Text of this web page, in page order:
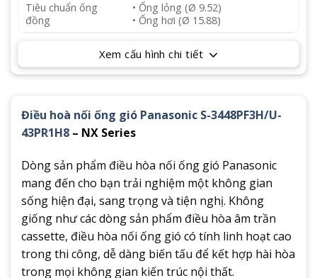
Điều hoà nối ống gió Panasonic S-3448PF3H/U-
43PR1H8 – NX Series
Dòng sản phẩm điều hòa nối ống gió Panasonic
mang đến cho bạn trải nghiệm một không gian
sống hiện đại, sang trọng và tiện nghị. Không
giống như các dòng sản phẩm điều hòa âm trần
cassette, điều hòa nối ống gió có tính linh hoạt cao
trong thi công, dễ dàng biến tấu để kết hợp hài hòa
trong mọi không gian kiến trúc nội thất.
Tiêu chuẩn ống
đồng
• Ống lỏng (Ø 9.52)
• Ống hơi (Ø 15.88)
Xem cấu hình chi tiết